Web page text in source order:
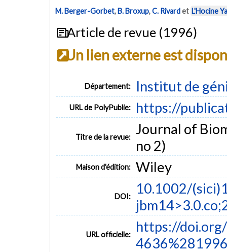
M. Berger-Gorbet,B. Broxup,C. Rivardet L'Hocine
Article de revue (1996)
Un lien externe est
Département: Institut de
URL de PolyPublie: https://
Titre de la revue: Journal of
no 2)
Maison d'édition: Wiley
DOI:
10.1002/
URL officielle:
https://